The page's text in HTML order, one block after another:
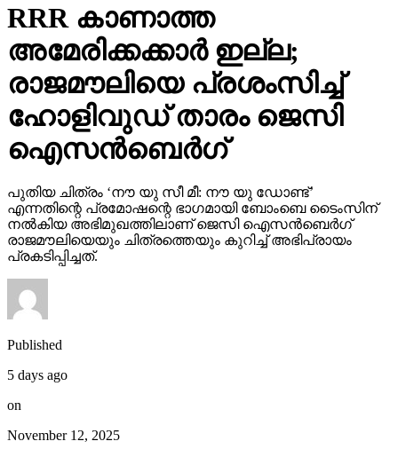
RRR കാണാത്ത
അമേരിക്കക്കാര്‍ ഇല്ല;
രാജമൗലിയെ പ്രശംസിച്ച്
ഹോളിവുഡ് താരം ജെസി
ഐസന്‍ബെര്‍ഗ്
പുതിയ ചിത്രം ‘നൗ യു സീ മീ: നൗ യു ഡോണ്ട്’
എന്നതിന്റെ പ്രമോഷന്റെ ഭാഗമായി ബോംബെ ടൈംസിന്
നല്‍കിയ അഭിമുഖത്തിലാണ് ജെസി ഐസന്‍ബെര്‍ഗ്
രാജമൗലിയെയും ചിത്രത്തെയും കുറിച്ച് അഭിപ്രായം
പ്രകടിപ്പിച്ചത്.
Published
5 days ago
on
November 12, 2025